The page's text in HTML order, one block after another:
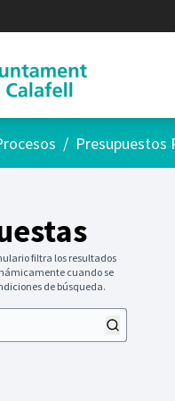
/ Presupuestos
filtra los resultados
cuando se
de búsqueda.